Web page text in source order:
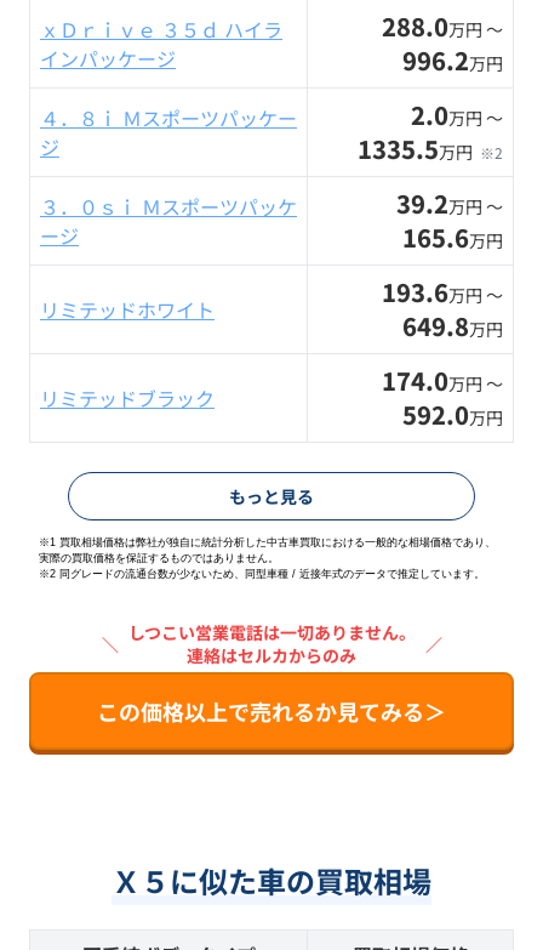
ｘＤｒｉｖｅ ３５ｄ ハイラ
インパッケージ
288.0万円 〜
996.2万円
４．８ｉ Ｍスポーツパッケー
ジ
2.0万円 〜
1335.5万円 ※2
３．０ｓｉ Ｍスポーツパッケ
ージ
39.2万円 〜
165.6万円
リミテッドホワイト 193.6万円 〜
649.8万円
リミテッドブラック 174.0万円 〜
592.0万円
もっと見る
※1 買取相場価格は弊社が独自に統計分析した中古車買取における一般的な相場価格であり、
実際の買取価格を保証するものではありません。
※2 同グレードの流通台数が少ないため、同型車種 / 近接年式のデータで推定しています。
＼ しつこい営業電話は一切ありません。
連絡はセルカからのみ
／
この価格以上で売れるか見てみる＞
Ｘ５に似た車の買取相場